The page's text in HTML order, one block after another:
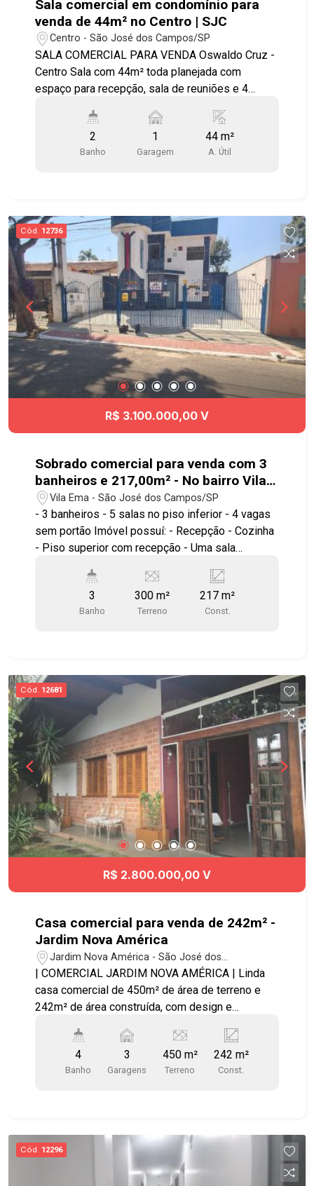
Sala comercial em condomínio para
venda de 44m² no Centro | SJC
Centro - São José dos Campos/SP
SALA COMERCIAL PARA VENDA Oswaldo Cruz -
Centro Sala com 44m² toda planejada com
espaço para recepção, sala de reuniões e 4
1 vaga de garagem coberta; - Ar condicionado; -
Piso porcelanato. Edifício: - Estacionamento
rotativo; - Portaria; - Auditório.
2
Banho
1
Garagem
44 m²
A. Útil
Cód. 12736
R$ 3.100.000,00 V
Sobrado comercial para venda com 3
banheiros e 217,00m² - No bairro Vila
Ema - SJC
Vila Ema - São José dos Campos/SP
- 3 banheiros - 5 salas no piso inferior - 4 vagas
sem portão Imóvel possuí: - Recepção - Cozinha
- Piso superior com recepção - Uma sala
clínica, consultório, Administrativo* Ótima
localização na Vila Ema, um dos bairros mais
valorizados de São José dos Campos, próximo à
minutos do Parque Vicentina Aranha, do Parque
Santos Dumont e do Shopping Esplanada. Possui
fácil acesso ao Anel Viário, à Avenida Jorge Zarur
e à Rodovia Presidente Dutra, facilitando o
deslocamento para todas as regiões da cidade.
Agende já sua visita! #imobiliaria
#geraçãoimóveis #pontocomercial
#pontocomercialSJC #VilaEma
3
Banho
300 m²
Terreno
217 m²
Const.
Cód. 12681
R$ 2.800.000,00 V
Casa comercial para venda de 242m² -
Jardim Nova América
Jardim Nova América - São José dos
Campos/SP
| COMERCIAL JARDIM NOVA AMÉRICA | Linda
casa comercial de 450m² de área de terreno e
242m² de área construída, com design e
e centralizada. Ideal para clínicas, segmentos de
autocuidado, workshops e/ou espaço de
coworking! - Recepção envidraçada em conceito
lavabo e possibilidade de entrada independente -
Área externa com jardim bastante arborizado - 03
4
Banho
3
Garagens
450 m²
Terreno
242 m²
Const.
Cód. 12296